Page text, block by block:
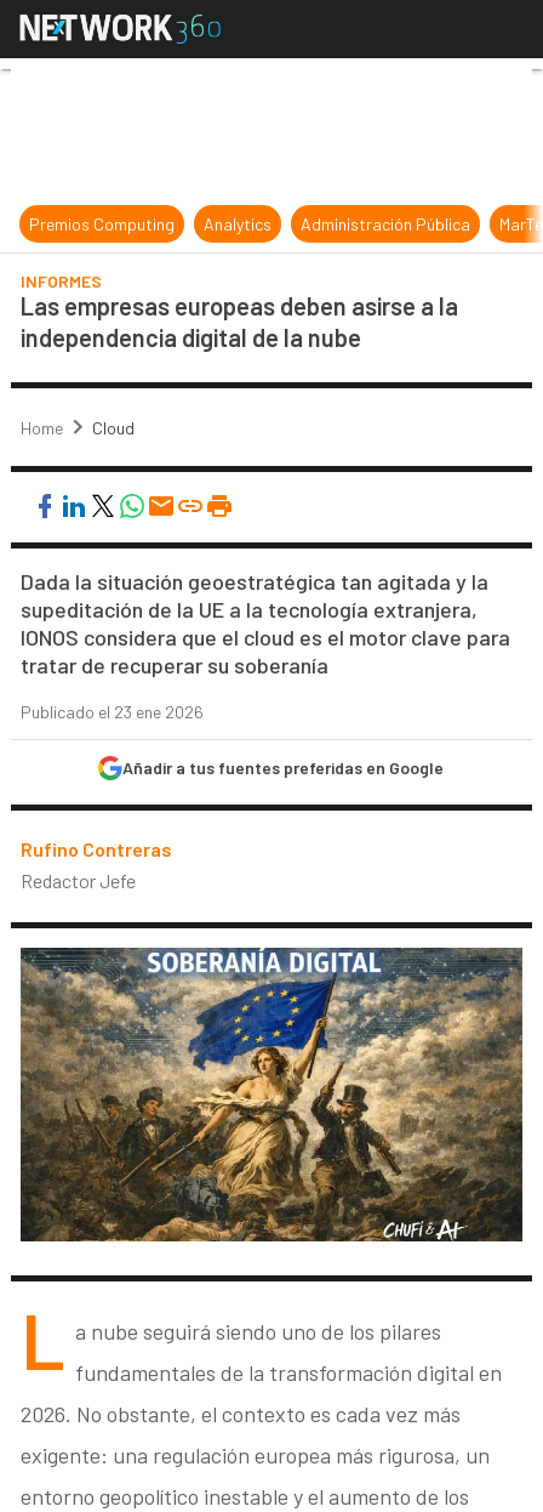
Las empresas europeas deben
Premios Computing Analytics Administración Pública
INFORMES
Las empresas europeas deben asirse a la
independencia digital de la nube
Home Cloud
Dada la situación geoestratégica tan agitada y la
supeditación de la UE a la tecnología extranjera,
IONOS considera que el cloud es el motor clave para
tratar de recuperar su soberanía
Publicado el 23 ene 2026
Añadir a tus fuentes preferidas en Google
Rufino Contreras
Redactor Jefe
L a nube seguirá siendo uno de los pilares
fundamentales de la transformación digital en
2026. No obstante, el contexto es cada vez más
exigente: una regulación europea más rigurosa, un
entorno geopolítico inestable y el aumento de los